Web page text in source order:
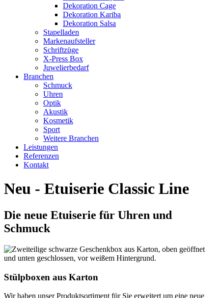
Dekoration Cage
Dekoration Kariba
Dekoration Salsa
Stapelladen
Markenaufsteller
Schriftzüge
X-Press Box
Juwelierbedarf
Branchen
Schmuck
Uhren
Optik
Akustik
Kosmetik
Sport
Weitere Branchen
Leistungen
Referenzen
Kontakt
Neu - Etuiserie Classic Line
Die neue Etuiserie für Uhren und
Schmuck
Stülpboxen aus Karton
Wir haben unser Produktsortiment für Sie erweitert um eine neue